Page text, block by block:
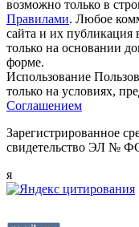
возможно только в
Правилами. Любое
сайта и их публикация
только на основании
форме.
Использование
только на условиях,
Соглашением
Зарегистрированное
свидетельство ЭЛ №
я